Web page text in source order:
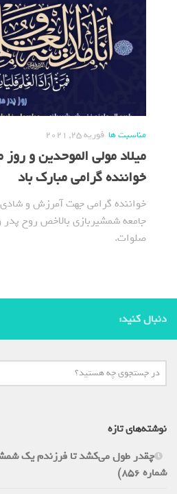
مناسبت ها فوریه 25, 2021
میلاد مولی الموحدین و روز
خواننده گرامی مبارک باد
خواننده گرامی جهت آمرزش و شادی
جامعه شمشیربازی بالاخص روح پدر و
صلوات.
دنبال کنید:
نوشته‌های تازه
چقدر طول می‌کشد تا فرزندم یک
شماره 856)